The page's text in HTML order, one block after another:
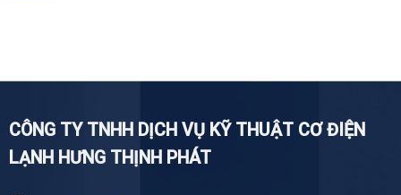
Giang
CÔNG TY TNHH DỊCH VỤ KỸ THUẬT CƠ ĐIỆN
LẠNH HƯNG THỊNH PHÁT